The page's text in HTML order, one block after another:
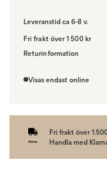
Leveranstid ca 6-8 v.
Fri frakt över 1 500 kr
Välj utförande via 'Gör
Returinformation
ångerrätten.
Visas endast online
Fri frakt över
Handla med